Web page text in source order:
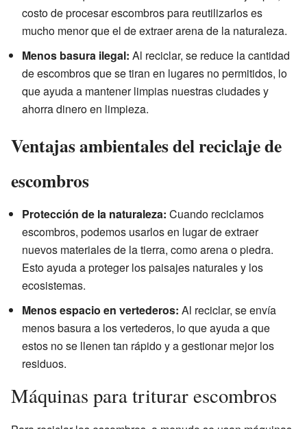
costo de procesar escombros para reutilizarlos es
mucho menor que el de extraer arena de la naturaleza.
Menos basura ilegal: Al reciclar, se reduce la cantidad
de escombros que se tiran en lugares no permitidos, lo
que ayuda a mantener limpias nuestras ciudades y
ahorra dinero en limpieza.
Ventajas ambientales del reciclaje de
escombros
Protección de la naturaleza: Cuando reciclamos
escombros, podemos usarlos en lugar de extraer
nuevos materiales de la tierra, como arena o piedra.
Esto ayuda a proteger los paisajes naturales y los
ecosistemas.
Menos espacio en vertederos: Al reciclar, se envía
menos basura a los vertederos, lo que ayuda a que
estos no se llenen tan rápido y a gestionar mejor los
residuos.
Máquinas para triturar escombros